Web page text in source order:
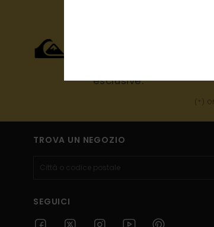
esclusive.
(*)
TROVA UN NEGOZIO
SEGUICI